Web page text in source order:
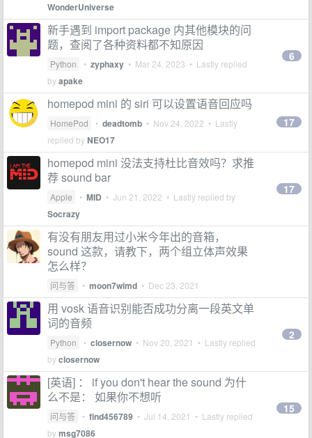
WonderUniverse
新手遇到 import package 内其他模块的问
题，查阅了各种资料都不知原因
Python • zyphaxy • Mar 24, 2023 • Lastly replied
byapake
6
homepod mini 的 siri 可以设置语音回应吗
HomePod • deadtomb • Nov 24, 2022 • Lastly
replied byNEO17
17
homepod mini 没法支持杜比音效吗？求推
荐 sound bar
Apple • MID • Jun 21, 2022 • Lastly replied by
Socrazy
17
有没有朋友用过小米今年出的音箱，
sound 这款，请教下，两个组立体声效果
怎么样？
问与答 • moon7wimd • Dec 23, 2021
用 vosk 语音识别能否成功分离一段英文单
词的音频
Python • closernow • Nov 20, 2021 • Lastly replied
byclosernow
2
[英语] ： if you don't hear the sound 为什
么不是： 如果你不想听
问与答 • find456789 • Jul 14, 2021 • Lastly replied
bymsg7086
15